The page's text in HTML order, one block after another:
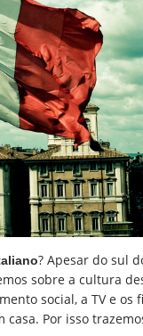
? Apesar do sul
sobre a cultura
social, a TV e
Por isso